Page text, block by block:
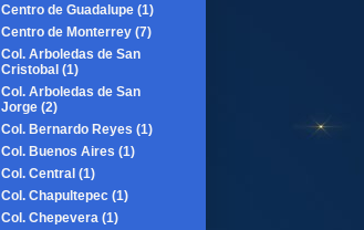
Centro de Guadalupe (1)
Centro de Monterrey (7)
Col. Arboledas de San
Cristobal (1)
Col. Arboledas de San
Jorge (2)
Col. Bernardo Reyes (1)
Col. Buenos Aires (1)
Col. Central (1)
Col. Chapultepec (1)
Col. Chepevera (1)